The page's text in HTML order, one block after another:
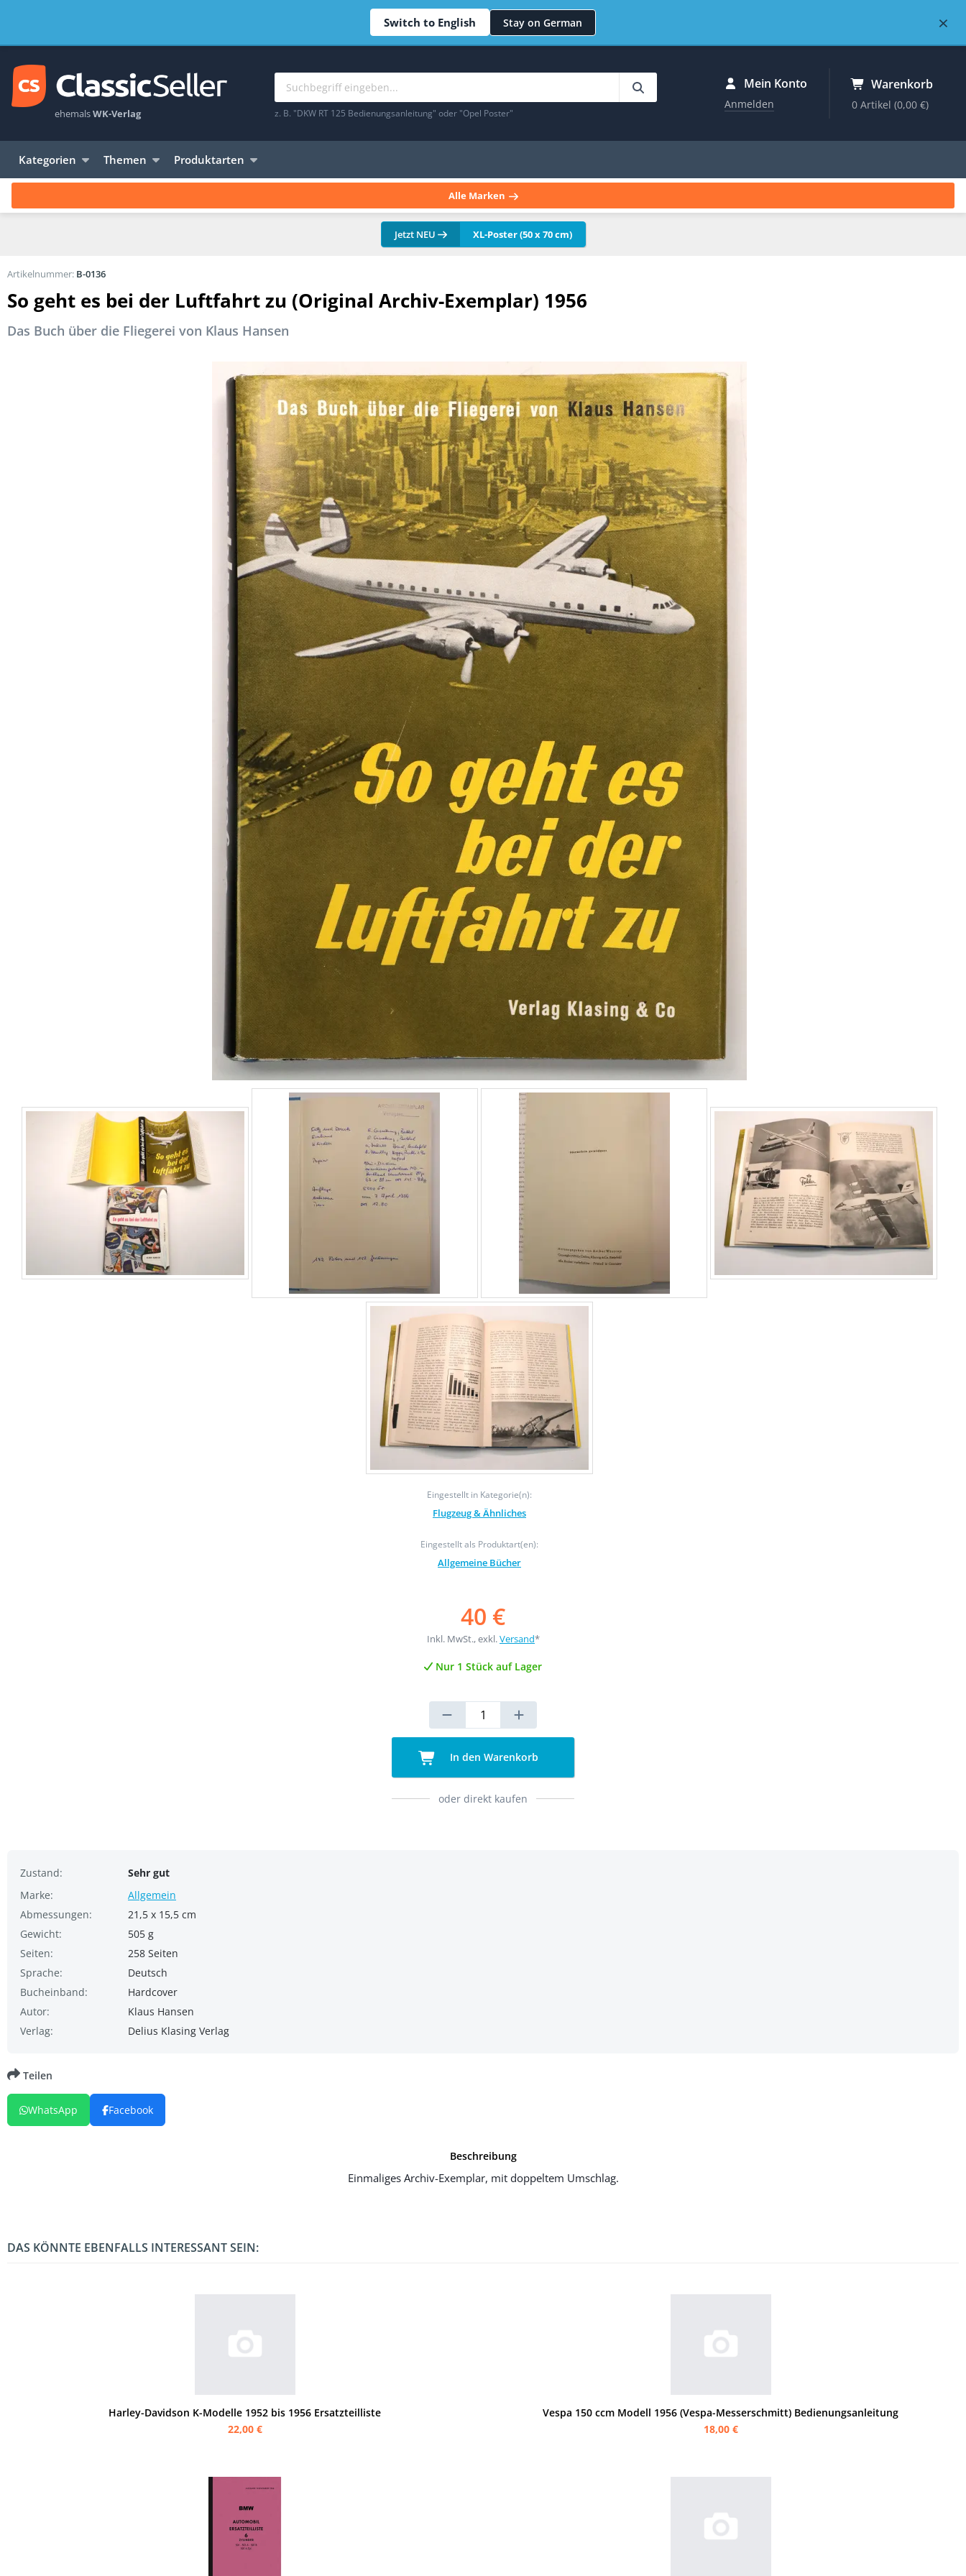
Switch to English Stay on German ×
ehemalsWK-Verlag z. B. "DKW RT 125 Bedienungsanleitung" oder "Opel Poster"
Mein Konto
Anmelden
Warenkorb
0 Artikel(0,00 €)
Kategorien Themen Produktarten
Alle Marken
Jetzt NEU XL-Poster (50 x 70 cm)
So geht es bei der Luftfahrt zu (Original Archiv-Exemplar) 1956
Das Buch über die Fliegerei von Klaus Hansen
Eingestellt in Kategorie(n):
Flugzeug & Ähnliches
Eingestellt als Produktart(en):
Allgemeine Bücher
Artikelnummer: B-0136
40 €
Inkl. MwSt., exkl. Versand*
Nur 1 Stück auf Lager
In den Warenkorb
oder direkt kaufen
Zustand:
Sehr gut
Marke:
Allgemein
Abmessungen:
21,5 x 15,5 cm
Gewicht:
505 g
Seiten:
258 Seiten
Sprache:
Deutsch
Bucheinband:
Hardcover
Autor:
Klaus Hansen
Verlag:
Delius Klasing Verlag
Beschreibung
Einmaliges Archiv-Exemplar, mit doppeltem Umschlag.
Teilen
WhatsApp Facebook
DAS KÖNNTE EBENFALLS INTERESSANT SEIN:
Harley-Davidson K-Modelle 1952 bis 1956 Ersatzteilliste
22,00 €
Vespa 150 ccm Modell 1956 (Vespa-Messerschmitt) Bedienungsanleitung
18,00 €